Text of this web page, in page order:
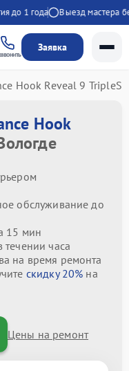
1 года Выезд мастера
Заявка
Hook Reveal 9
Hook
обслуживание до
15 мин
течении часа
на время ремонта
скидку 20% на
Цены на ремонт